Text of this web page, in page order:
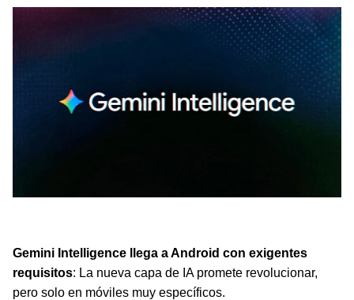
Gemini Intelligence llega a Android con exigentes
requisitos: La nueva capa de IA promete revolucionar,
pero solo en móviles muy específicos.